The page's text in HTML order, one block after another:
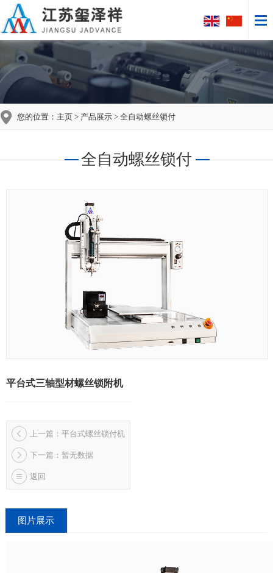
您的位置： 主页 > 产品展示 > 全自动螺丝锁付
全自动螺丝锁付
平台式三轴型材螺丝锁附机
上一篇：平台式螺丝锁付机
下一篇：暂无数据
返回
图片展示